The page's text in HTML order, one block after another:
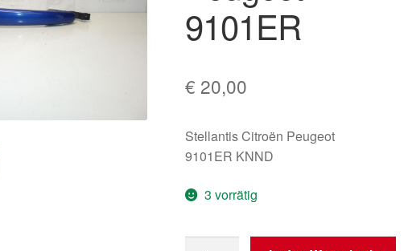
9101ER
€ 20,00
Stellantis Citroën Peugeot
9101ER KNND
3 vorrätig